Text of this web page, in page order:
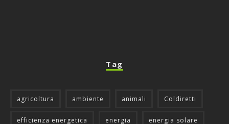
Tag
agricoltura ambiente animali Coldiretti
efficienza energetica energia energia solare